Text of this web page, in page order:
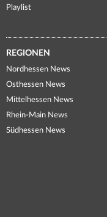
Playlist
REGIONEN
Nordhessen News
Osthessen News
Mittelhessen News
Rhein-Main News
Südhessen News